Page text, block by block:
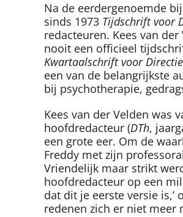
Na de eerdergenoemde
sinds 1973 Tijdschrift voor
redacteuren. Kees van
nooit een officieel
Kwartaalschrift voor
een van de belangrijkste
bij psychotherapie,
Kees van der Velden was
hoofdredacteur (DTh,
een grote eer. Om de
Freddy met zijn
Vriendelijk maar strikt
hoofdredacteur op een
dat dit je eerste versie is,’
redenen zich er niet meer